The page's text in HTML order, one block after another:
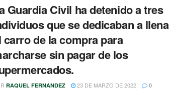
Guardia Civil ha detenido a tres
que se dedicaban a
carro de la compra para
sin pagar de los
RAQUEL FERNANDEZ 23 DE MARZO DE 2022 0